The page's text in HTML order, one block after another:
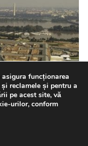
din SUA să
funcționarea
reclamele și pentru a
pe acest site, vă
urilor, conform